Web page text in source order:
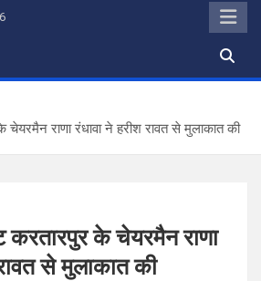
राणा रंधावा ने हरीश रावत से मुलाकात की
के चेयरमैन राणा
से मुलाकात की